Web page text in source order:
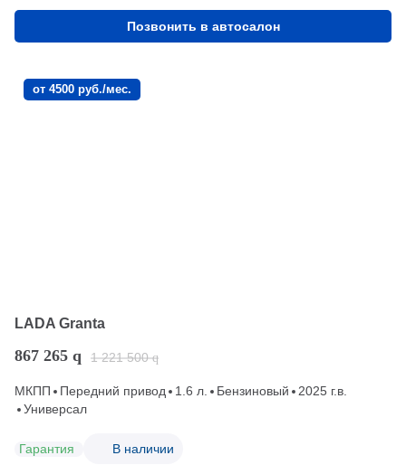
Позвонить в автосалон
от 4500 руб./мес.
LADA Granta
867 265 q 1 221 500 q
МКПП Передний привод 1.6 л. Бензиновый
2025 г.в.
Универсал
Гарантия В наличии